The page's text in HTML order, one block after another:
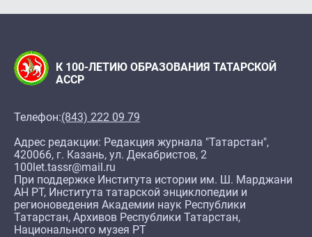
К 100-ЛЕТИЮ ОБРАЗОВАНИЯ ТАТАРСКОЙ
АССР
Телефон:(843) 222 09 79
Адрес редакции: Редакция журнала "Татарстан",
420066, г. Казань, ул. Декабристов, 2
100let.tassr@mail.ru
При поддержке Института истории им. Ш. Марджани
АН РТ, Института татарской энциклопедии и
регионоведения Академии наук Республики
Татарстан, Архивов Республики Татарстан,
Национального музея РТ